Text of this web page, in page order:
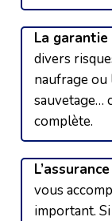
La
divers
naufrage ou
sauvetage…
complète.
vous
important.